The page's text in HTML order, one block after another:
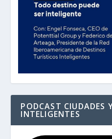
PODCAST CIUDADES
INTELIGENTES